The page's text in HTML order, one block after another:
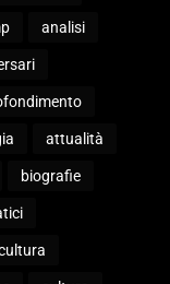
analisi
attualità
biografie